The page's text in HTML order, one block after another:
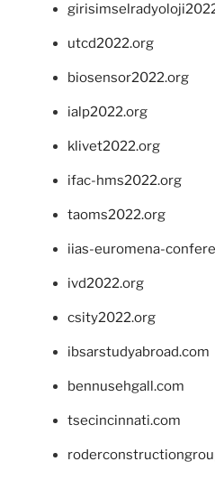
utcd2022.org
biosensor2022.org
ialp2022.org
klivet2022.org
ifac-hms2022.org
taoms2022.org
iias-euromena-
ivd2022.org
csity2022.org
ibsarstudyabroad.com
bennusehgall.com
tsecincinnati.com